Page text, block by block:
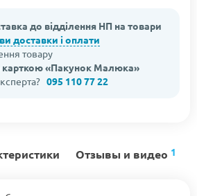
до відділення НП на товари
доставки і оплати
товару
карткою «Пакунок Малюка»
095 110 77 22
Отзывы и видео 1